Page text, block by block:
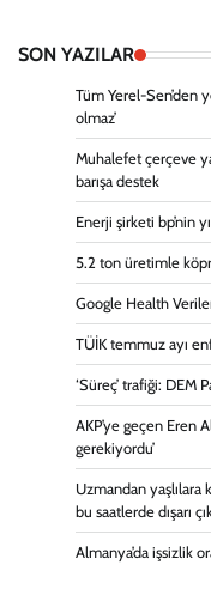
SON YAZILAR
Tüm Yerel-Sen’den
olmaz’
Muhalefet çerçeve
barışa destek
Enerji şirketi bp’nin
5.2 ton üretimle
Google Health
TÜİK temmuz ayı
‘Süreç’ trafiği: DEM
AKP’ye geçen Eren
gerekiyordu’
Uzmandan yaşlılara
bu saatlerde dışarı
Almanya’da işsizlik